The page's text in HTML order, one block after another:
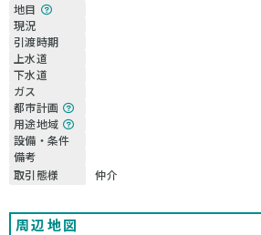
地目
現況
引渡時期
上水道
下水道
ガス
都市計画
用途地域
設備・条件
備考
取引態様
仲介
周辺地図